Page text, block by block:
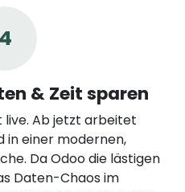
4
& Zeit sparen
live. Ab jetzt arbeitet
in einer modernen,
Da Odoo die lästigen
Daten-Chaos im